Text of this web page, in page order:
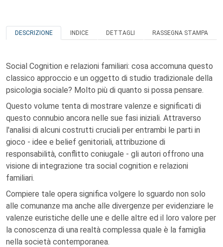
DESCRIZIONE INDICE DETTAGLI RASSEGNA STAMPA
Social Cognition e relazioni familiari: cosa accomuna questo
classico approccio e un oggetto di studio tradizionale della
psicologia sociale? Molto più di quanto si possa pensare.
Questo volume tenta di mostrare valenze e significati di
questo connubio ancora nelle sue fasi iniziali. Attraverso
l'analisi di alcuni costrutti cruciali per entrambi le parti in
gioco - idee e belief genitoriali, attribuzione di
responsabilità, conflitto coniugale - gli autori offrono una
visione di integrazione tra social cognition e relazioni
familiari.
Compiere tale opera significa volgere lo sguardo non solo
alle comunanze ma anche alle divergenze per evidenziare le
valenze euristiche delle une e delle altre ed il loro valore per
la conoscenza di una realtà complessa quale è la famiglia
nella società contemporanea.